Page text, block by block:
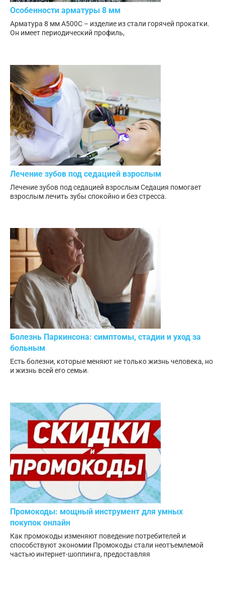
Особенности арматуры 8 мм
Арматура 8 мм А500С – изделие из стали горячей прокатки.
Он имеет периодический профиль,
Лечение зубов под седацией взрослым
Лечение зубов под седацией взрослым Седация помогает
взрослым лечить зубы спокойно и без стресса.
Болезнь Паркинсона: симптомы, стадии и уход за
больным
Есть болезни, которые меняют не только жизнь человека, но
и жизнь всей его семьи.
Промокоды: мощный инструмент для умных
покупок онлайн
Как промокоды изменяют поведение потребителей и
способствуют экономии Промокоды стали неотъемлемой
частью интернет-шоппинга, предоставляя